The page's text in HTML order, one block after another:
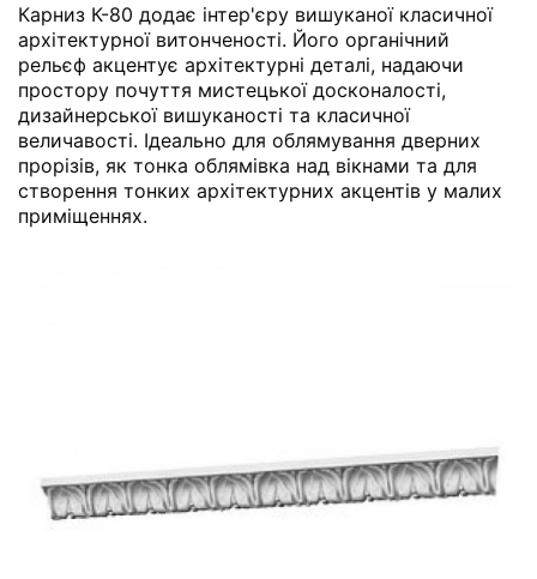
Карниз К-80 додає інтер'єру вишуканої класичної
архітектурної витонченості. Його органічний
рельєф акцентує архітектурні деталі, надаючи
простору почуття мистецької досконалості,
дизайнерської вишуканості та класичної
величавості. Ідеально для облямування дверних
прорізів, як тонка облямівка над вікнами та для
створення тонких архітектурних акцентів у малих
приміщеннях.